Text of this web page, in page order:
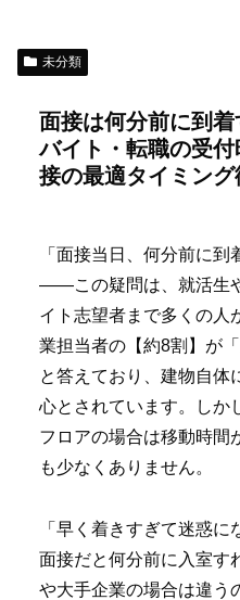
未分類
面接は何分前に到着
バイト・転職の受
接の最適タイミン
「面接当日、何分前に到
――この疑問は、就活生
イト志望者まで多くの人
業担当者の【約8割】が
と答えており、建物自体
心とされています。しか
フロアの場合は移動時間
も少なくありません。
「早く着きすぎて迷惑
面接だと何分前に入室す
や大手企業の場合は違う